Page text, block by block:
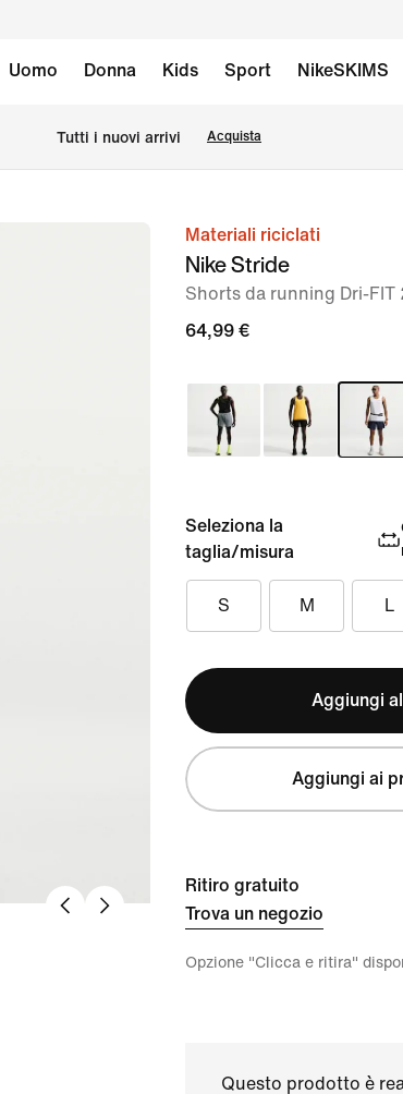
Uomo Donna Kids Sport NikeSKIMS
Tutti i nuovi arrivi Acquista
immagine
Materiali riciclati
Nike Stride
Shorts da running Dri-FIT
64,99 €
Seleziona la
taglia/misura
S M L
Aggiungi
Aggiungi ai
Ritiro gratuito
Trova un negozio
Opzione "Clicca e ritira"
Questo prodotto è